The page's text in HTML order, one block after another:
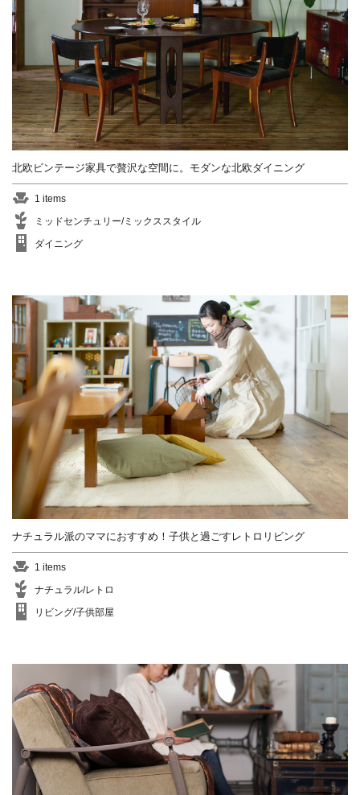
大正ロマン その他
閉じる
キッチン 和室
オフィス アトリエ
カフェ
閉じる
サイドボード ダイニングテーブル
ベンチ ローボード
センター・サイドテーブル 食器棚
デスク 和箪笥
収納棚 カウンター
建具 本棚
ガラスケース
北欧ビンテージ家具で贅沢な空間に。モダンな北欧ダイニング
1 items
ミッドセンチュリー/ミックススタイル
ダイニング
ナチュラル派のママにおすすめ！子供と過ごすレトロリビング
1 items
ナチュラル/レトロ
リビング/子供部屋